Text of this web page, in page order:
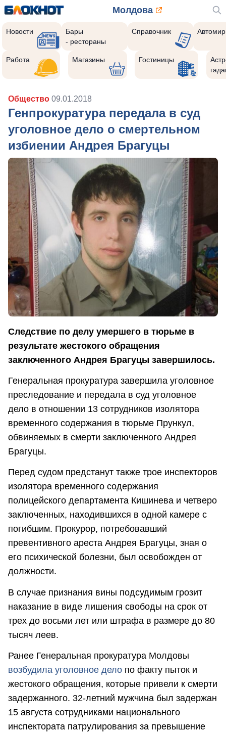
Молдова
Новости
Бары
- рестораны
Справочник Автомир
Работа Магазины Гостиницы
Общество 09.01.2018
Генпрокуратура передала в суд
уголовное дело о смертельном
избиении Андрея Брагуцы
Следствие по делу умершего в тюрьме в
результате жестокого обращения
заключенного Андрея Брагуцы завершилось.
Генеральная прокуратура завершила уголовное
преследование и передала в суд уголовное
дело в отношении 13 сотрудников изолятора
временного содержания в тюрьме Прункул,
обвиняемых в смерти заключенного Андрея
Брагуцы.
Перед судом предстанут также трое инспекторов
изолятора временного содержания
полицейского департамента Кишинева и четверо
заключенных, находившихся в одной камере с
погибшим. Прокурор, потребовавший
превентивного ареста Андрея Брагуцы, зная о
его психической болезни, был освобожден от
должности.
В случае признания вины подсудимым грозит
наказание в виде лишения свободы на срок от
трех до восьми лет или штрафа в размере до 80
тысяч леев.
Ранее Генеральная прокуратура Молдовы
возбудила уголовное дело по факту пыток и
жестокого обращения, которые привели к смерти
задержанного. 32-летний мужчина был задержан
15 августа сотрудниками национального
инспектората патрулирования за превышение